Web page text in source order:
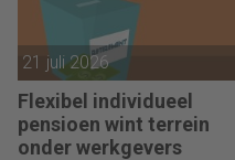
21 juli 2026
Flexibel individueel
pensioen wint terrein
onder werkgevers